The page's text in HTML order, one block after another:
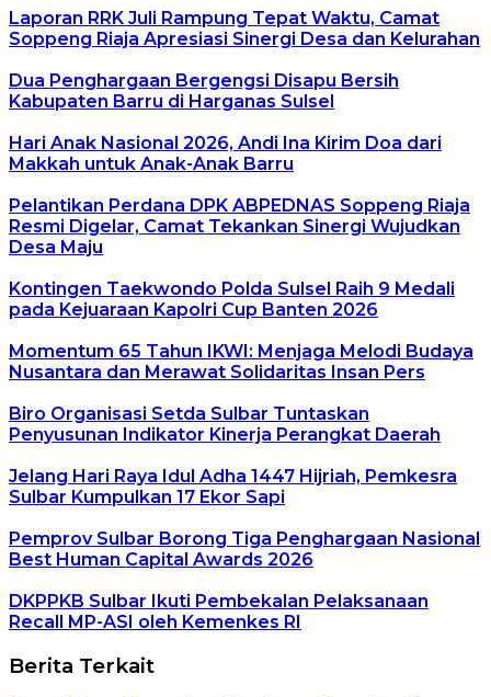
Laporan RRK Juli Rampung Tepat Waktu, Camat
Soppeng Riaja Apresiasi Sinergi Desa dan Kelurahan
Dua Penghargaan Bergengsi Disapu Bersih
Kabupaten Barru di Harganas Sulsel
Hari Anak Nasional 2026, Andi Ina Kirim Doa dari
Makkah untuk Anak-Anak Barru
Pelantikan Perdana DPK ABPEDNAS Soppeng Riaja
Resmi Digelar, Camat Tekankan Sinergi Wujudkan
Desa Maju
Kontingen Taekwondo Polda Sulsel Raih 9 Medali
pada Kejuaraan Kapolri Cup Banten 2026
Momentum 65 Tahun IKWI: Menjaga Melodi Budaya
Nusantara dan Merawat Solidaritas Insan Pers
Biro Organisasi Setda Sulbar Tuntaskan
Penyusunan Indikator Kinerja Perangkat Daerah
Jelang Hari Raya Idul Adha 1447 Hijriah, Pemkesra
Sulbar Kumpulkan 17 Ekor Sapi
Pemprov Sulbar Borong Tiga Penghargaan Nasional
Best Human Capital Awards 2026
DKPPKB Sulbar Ikuti Pembekalan Pelaksanaan
Recall MP-ASI oleh Kemenkes RI
Berita Terkait